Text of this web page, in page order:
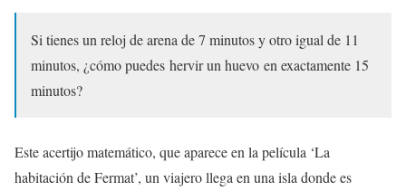
Si tienes un reloj de arena de 7 minutos y otro igual de 11
minutos, ¿cómo puedes hervir un huevo en exactamente 15
minutos?
Este acertijo matemático, que aparece en la película ‘La
habitación de Fermat’, un viajero llega en una isla donde es